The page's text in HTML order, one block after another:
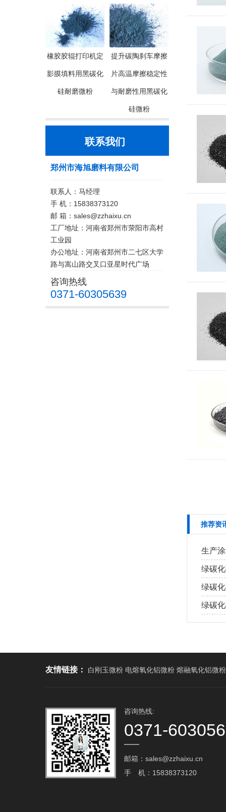
橡胶胶辊打印机定
影膜填料用黑碳化
硅耐磨微粉
提升碳陶刹车摩擦
片高温摩擦稳定性
与耐磨性用黑碳化
硅微粉
联系我们
郑州市海旭磨料有限公司
联系人：马经理
手 机：15838373120
邮 箱：sales@zzhaixu.cn
工厂地址：河南省郑州市荥阳市高村
工业园
办公地址：河南省郑州市二七区大学
路与嵩山路交叉口亚星时代广场
咨询热线
0371-60305639
推荐资
生产
绿碳
绿碳
绿碳
友情链接： 白刚玉微粉 电熔氧化铝微粉 熔融氧化铝微粉
咨询热线:
0371-
邮箱：sales@zzhaixu.cn
手 机：15838373120